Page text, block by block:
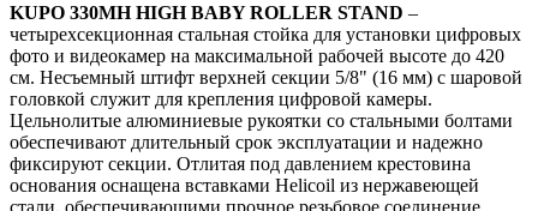
KUPO 330MH HIGH BABY ROLLER STAND –
четырехсекционная стальная стойка для установки цифровых
фото и видеокамер на максимальной рабочей высоте до 420
см. Несъемный штифт верхней секции 5/8" (16 мм) с шаровой
головкой служит для крепления цифровой камеры.
Цельнолитые алюминиевые рукоятки со стальными болтами
обеспечивают длительный срок эксплуатации и надежно
фиксируют секции. Отлитая под давлением крестовина
основания оснащена вставками Helicoil из нержавеющей
стали, обеспечивающими прочное резьбовое соединение